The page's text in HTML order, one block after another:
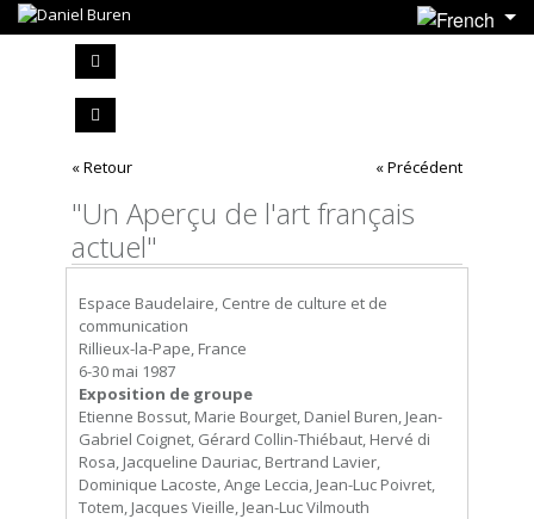
« Retour « Précédent
"Un Aperçu de l'art français
actuel"
Espace Baudelaire, Centre de culture et de
communication
Rillieux-la-Pape, France
6-30 mai 1987
Exposition de groupe
Etienne Bossut, Marie Bourget, Daniel Buren, Jean-
Gabriel Coignet, Gérard Collin-Thiébaut, Hervé di
Rosa, Jacqueline Dauriac, Bertrand Lavier,
Dominique Lacoste, Ange Leccia, Jean-Luc Poivret,
Totem, Jacques Vieille, Jean-Luc Vilmouth